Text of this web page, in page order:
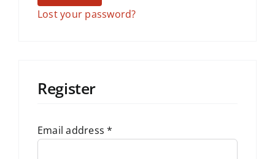
Lost your password?
Register
Email address*